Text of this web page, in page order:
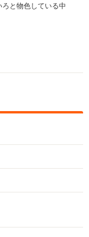
と物色している中